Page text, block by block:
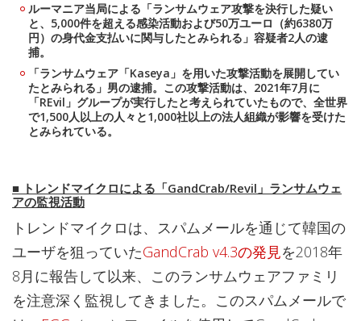
ルーマニア当局による「ランサムウェア攻撃を決行した疑い
と、5,000件を超える感染活動および50万ユーロ（約6380万
円）の身代金支払いに関与したとみられる」容疑者2人の逮
捕。
「ランサムウェア「Kaseya」を用いた攻撃活動を展開してい
たとみられる」男の逮捕。この攻撃活動は、2021年7月に
「REvil」グループが実行したと考えられていたもので、全世界
で1,500人以上の人々と1,000社以上の法人組織が影響を受けた
とみられている。
■ トレンドマイクロによる「GandCrab/Revil」ランサムウェ
アの監視活動
トレンドマイクロは、スパムメールを通じて韓国の
ユーザを狙っていたGandCrab v4.3の発見を2018年
8月に報告して以来、このランサムウェアファミリ
を注意深く監視してきました。このスパムメールで